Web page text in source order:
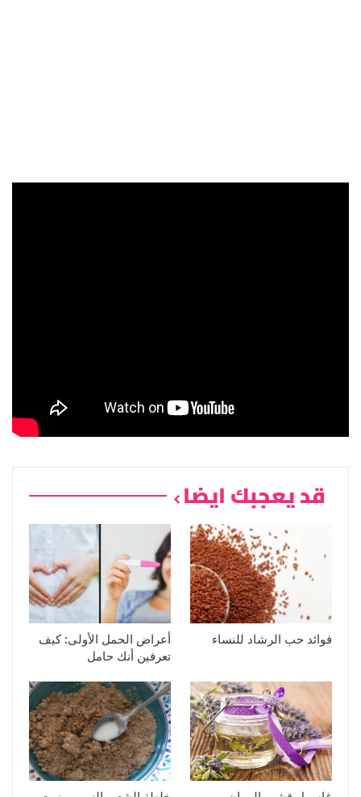
قد يعجبك ايضا
فوائد حب الرشاد للنساء
أعراض الحمل الأولى: كيف
تعرفين أنك حامل